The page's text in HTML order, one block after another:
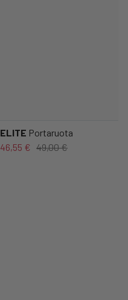
ELITE Portaruota
46,55 € 49,00 €